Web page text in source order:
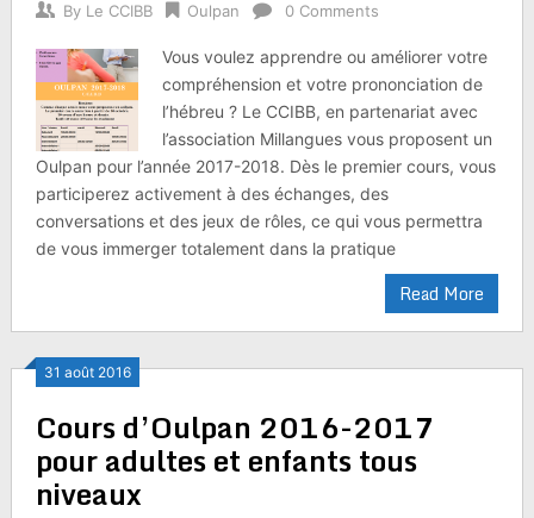
By Le CCIBB Oulpan 0 Comments
Vous voulez apprendre ou améliorer votre
compréhension et votre prononciation de
l’hébreu ? Le CCIBB, en partenariat avec
l’association Millangues vous proposent un
Oulpan pour l’année 2017-2018. Dès le premier cours, vous
participerez activement à des échanges, des
conversations et des jeux de rôles, ce qui vous permettra
de vous immerger totalement dans la pratique
Read More
31 août 2016
Cours d’Oulpan 2016-2017
pour adultes et enfants tous
niveaux